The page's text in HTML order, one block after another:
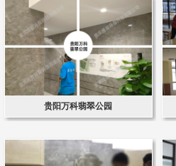
贵阳万科翡翠公园